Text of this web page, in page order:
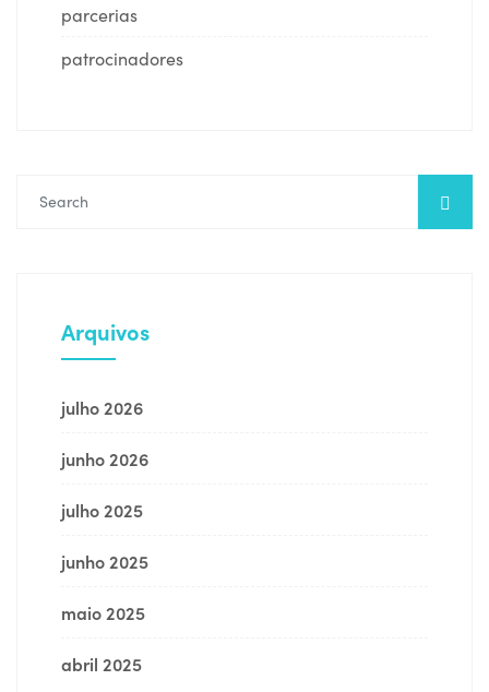
parcerias
patrocinadores
Arquivos
julho 2026
junho 2026
julho 2025
junho 2025
maio 2025
abril 2025